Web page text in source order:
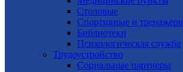
Столовые
Спортивные и
Библиотеки
Психологическая служба
Трудоустройство
Cоциальные партнеры